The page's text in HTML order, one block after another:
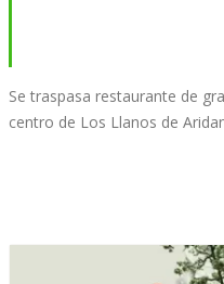
Se traspasa restaurante de
centro de Los Llanos de